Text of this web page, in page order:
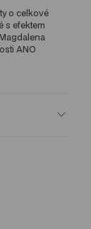
o celkové
s efektem
ANO